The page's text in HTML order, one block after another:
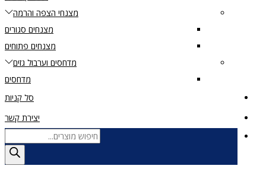
מצנחי הצפה והרמה
מצנחים סגורים
מצנחים פתוחים
מדחסים וערבול גזים
מדחסים
סל קניות
יצירת קשר
Products